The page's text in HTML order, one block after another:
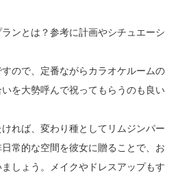
ランとは？参考に計画やシチュエーシ
ので、定番ながらカラオケルームの
を大勢呼んで祝ってもらうのも良い
れば、変わり種としてリムジンパー
常的な空間を彼女に贈ることで、お
しょう。メイクやドレスアップもす